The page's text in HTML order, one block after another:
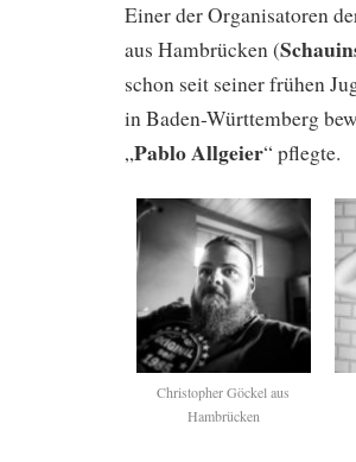
Einer der Organisatoren
aus Hambrücken (
schon seit seiner frühen
in Baden-Württemberg
„Pablo Allgeier“ pflegte.
Christopher Göckel aus
Hambrücken